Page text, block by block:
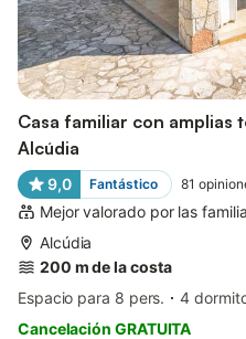
Casa familiar con amplias
Alcúdia
9,0 Fantástico 81
Mejor valorado por las
Alcúdia
200 m de la costa
Espacio para 8 pers.
4
Cancelación GRATUITA